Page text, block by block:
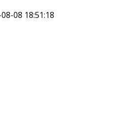
08 18:51:18